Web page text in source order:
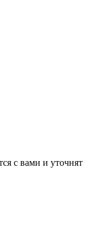
с вами и уточнят